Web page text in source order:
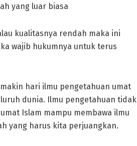
yang luar biasa
kualitasnya rendah maka ini
wajib hukumnya untuk terus
hari ilmu pengetahuan umat
dunia. Ilmu pengetahuan tidak
Islam mampu membawa ilmu
yang harus kita perjuangkan.